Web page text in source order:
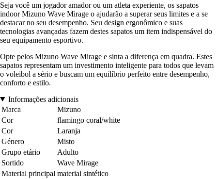
Seja você um jogador amador ou um atleta experiente, os sapatos
indoor Mizuno Wave Mirage o ajudarão a superar seus limites e a se
destacar no seu desempenho. Seu design ergonômico e suas
tecnologias avançadas fazem destes sapatos um item indispensável do
seu equipamento esportivo.
Opte pelos Mizuno Wave Mirage e sinta a diferença em quadra. Estes
sapatos representam um investimento inteligente para todos que levam
o voleibol a sério e buscam um equilíbrio perfeito entre desempenho,
conforto e estilo.
Informações adicionais
Marca
Mizuno
Cor
flamingo coral/white
Cor
Laranja
Género
Misto
Grupo etário
Adulto
Sortido
Wave Mirage
Material principal material sintético